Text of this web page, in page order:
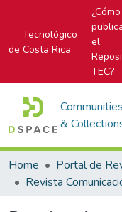
Tecnológico
de Costa Rica
¿Cómo
el
TEC?
Communities
&
Home
Revista